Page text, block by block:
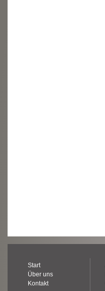
Start
Über uns
Kontakt